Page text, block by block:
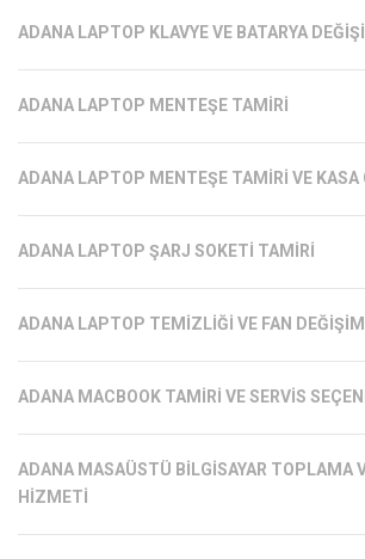
ADANA LAPTOP KLAVYE VE BATARYA
ADANA LAPTOP MENTEŞE TAMIRI
ADANA LAPTOP MENTEŞE TAMIRI VE KASA
ADANA LAPTOP ŞARJ SOKETI TAMIRI
ADANA LAPTOP TEMIZLIĞI VE FAN
ADANA MACBOOK TAMIRI VE SERVIS
ADANA MASAÜSTÜ BILGISAYAR TOPLAMA
HIZMETI